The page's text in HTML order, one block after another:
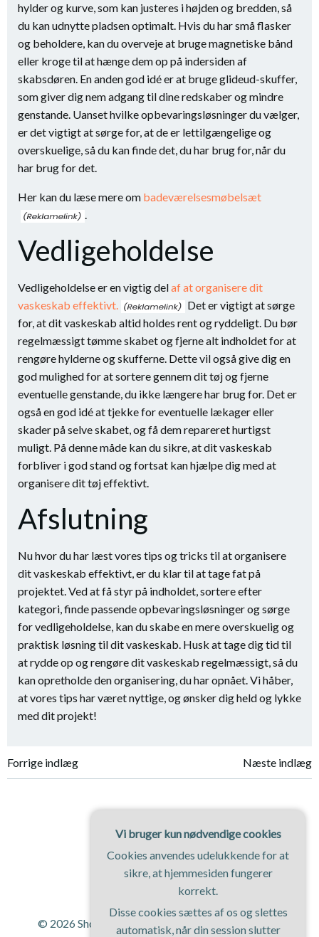
hylder og kurve, som kan justeres i højden og bredden, så
du kan udnytte pladsen optimalt. Hvis du har små flasker
og beholdere, kan du overveje at bruge magnetiske bånd
eller kroge til at hænge dem op på indersiden af
skabsdøren. En anden god idé er at bruge glideud-skuffer,
som giver dig nem adgang til dine redskaber og mindre
genstande. Uanset hvilke opbevaringsløsninger du vælger,
er det vigtigt at sørge for, at de er lettilgængelige og
overskuelige, så du kan finde det, du har brug for, når du
har brug for det.
Her kan du læse mere om badeværelsesmøbelsæt
.
Vedligeholdelse
Vedligeholdelse er en vigtig delaf at organisere dit
vaskeskab effektivt.
Det er vigtigt at sørge
for, at dit vaskeskab altid holdes rent og ryddeligt. Du bør
regelmæssigt tømme skabet og fjerne alt indholdet for at
rengøre hylderne og skufferne. Dette vil også give dig en
god mulighed for at sortere gennem dit tøj og fjerne
eventuelle genstande, du ikke længere har brug for. Det er
også en god idé at tjekke for eventuelle lækager eller
skader på selve skabet, og få dem repareret hurtigst
muligt. På denne måde kan du sikre, at dit vaskeskab
forbliver i god stand og fortsat kan hjælpe dig med at
organisere dit tøj effektivt.
Afslutning
Nu hvor du har læst vores tips og tricks til at organisere
dit vaskeskab effektivt, er du klar til at tage fat på
projektet. Ved at få styr på indholdet, sortere efter
kategori, finde passende opbevaringsløsninger og sørge
for vedligeholdelse, kan du skabe en mere overskuelig og
praktisk løsning til dit vaskeskab. Husk at tage dig tid til
at rydde op og rengøre dit vaskeskab regelmæssigt, så du
kan opretholde den organisering, du har opnået. Vi håber,
at vores tips har været nyttige, og ønsker dig held og lykke
med dit projekt!
Indlægsnavigation
Forrige indlæg Næste indlæg
© 2026 Shopping Magasinet. Bygget ved at bruge
Vi bruger kun nødvendige cookies
Cookies anvendes udelukkende for at
sikre, at hjemmesiden fungerer
korrekt.
Disse cookies sættes af os og slettes
automatisk, når din session slutter